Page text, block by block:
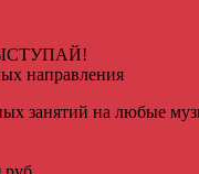
направления
занятий на любые